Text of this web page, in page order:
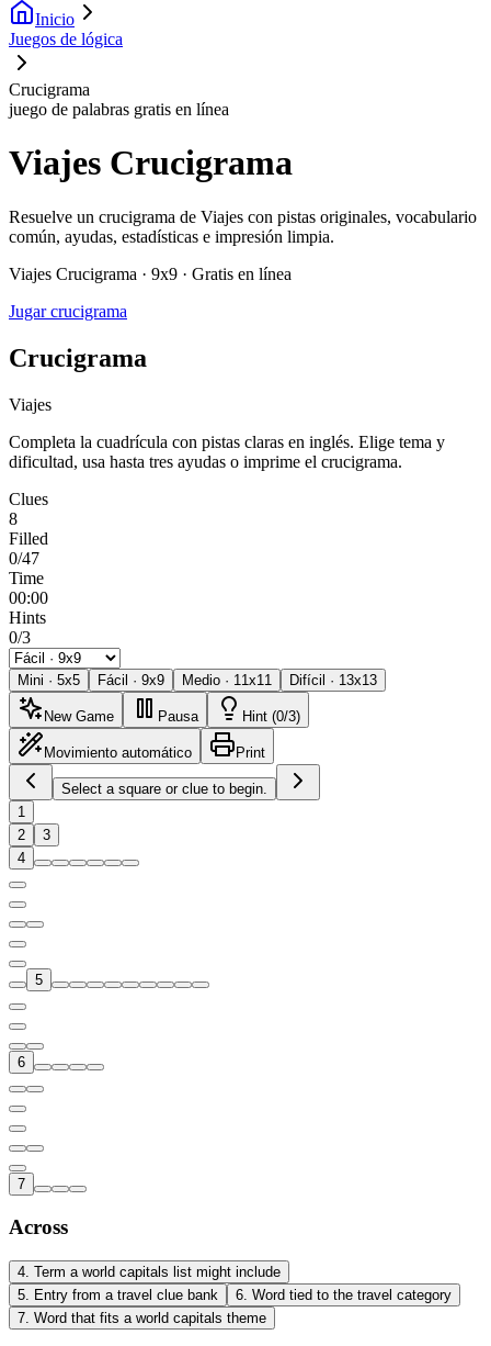
Inicio
Juegos de lógica
Crucigrama
juego de palabras gratis en línea
Viajes Crucigrama
Resuelve un crucigrama de Viajes con pistas originales, vocabulario
común, ayudas, estadísticas e impresión limpia.
Viajes Crucigrama · 9x9 · Gratis en línea
Jugar crucigrama
Crucigrama
Viajes
Completa la cuadrícula con pistas claras en inglés. Elige tema y
dificultad, usa hasta tres ayudas o imprime el crucigrama.
Clues
8
Filled
0/47
Time
00:00
Hints
0/3
Mini · 5x5 Fácil · 9x9 Medio · 11x11 Difícil · 13x13
New Game Pausa Hint (0/3)
Movimiento automático Print
Select a square or clue to begin.
1
2
3
4
5
6
7
Across
4. Term a world capitals list might include
5. Entry from a travel clue bank 6. Word tied to the travel category
7. Word that fits a world capitals theme